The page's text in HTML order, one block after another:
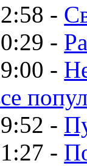
-
-
-
-
-